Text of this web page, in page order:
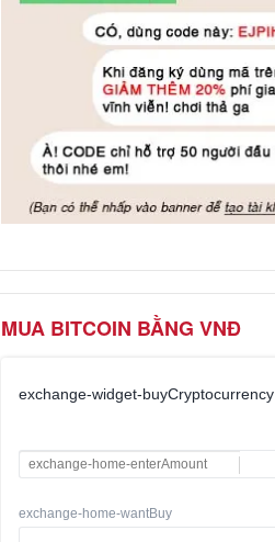
MUA BITCOIN BẰNG VNĐ
exchange-widget-buyCryptocurrency
exchange-home-wantBuy